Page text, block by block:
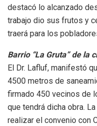
destacó lo alcanzado
trabajo dio sus frutos y
traerá para los
Barrio “La Gruta” de la
El Dr. Lafluf, manifestó
4500 metros de
firmado 450 vecinos de
que tendrá dicha obra.
realizar el convenio con